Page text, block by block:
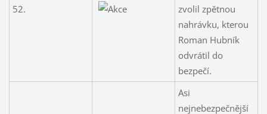
52.
zvolil zpětnou
nahrávku, kterou
Roman Hubník
odvrátil do
bezpečí.
Asi
nejnebezpečnější